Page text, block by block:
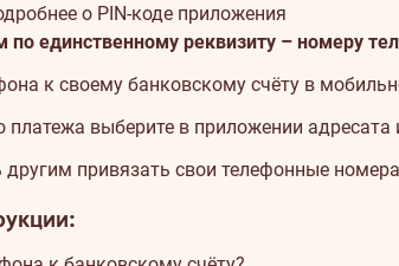
о PIN-коде приложения
по единственному реквизиту – номеру
к своему банковскому счёту в
выберите в приложении
привязать свои телефонные